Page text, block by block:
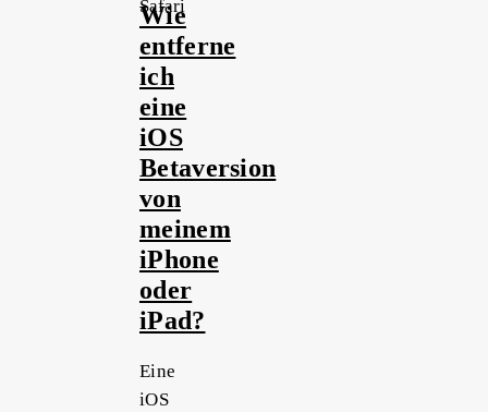
Wie
entferne
ich
eine
iOS
Betaversion
von
meinem
iPhone
oder
iPad?
Eine
iOS